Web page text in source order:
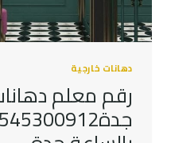
دهانات خارجية
رقم معلم